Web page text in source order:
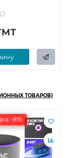
ТОВАРОВ)
-8%